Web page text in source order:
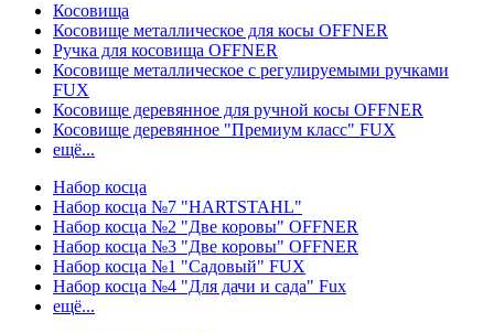
Косовища
Косовище металлическое для косы OFFNER
Ручка для косовища OFFNER
Косовище металлическое с регулируемыми ручками
FUX
Косовище деревянное для ручной косы OFFNER
Косовище деревянное "Премиум класс" FUX
ещё...
Набор косца
Набор косца №7 "HARTSTAHL"
Набор косца №2 "Две коровы" OFFNER
Набор косца №3 "Две коровы" OFFNER
Набор косца №1 "Садовый" FUX
Набор косца №4 "Для дачи и сада" Fux
ещё...